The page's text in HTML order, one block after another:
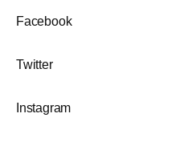
Facebook
Twitter
Instagram